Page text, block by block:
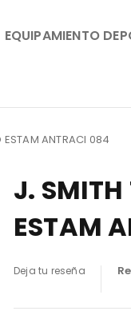
EQUIPAMIENTO
ESTAM ANTRACI 084
J. SMITH
ESTAM
Deja tu reseña